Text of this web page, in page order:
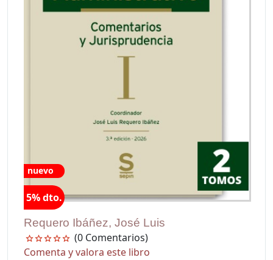
nuevo
5% dto.
Requero Ibáñez, José Luis
(0 Comentarios)
Comenta y valora este libro